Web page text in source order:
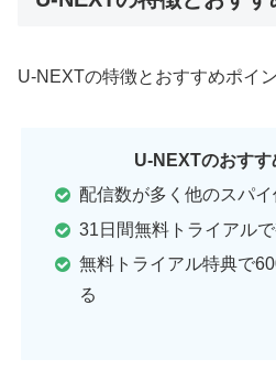
U-NEXTの特徴とおすすめポイ
U-NEXTのおすす
配信数が多く他のスパ
31日間無料トライアル
無料トライアル特典で
る